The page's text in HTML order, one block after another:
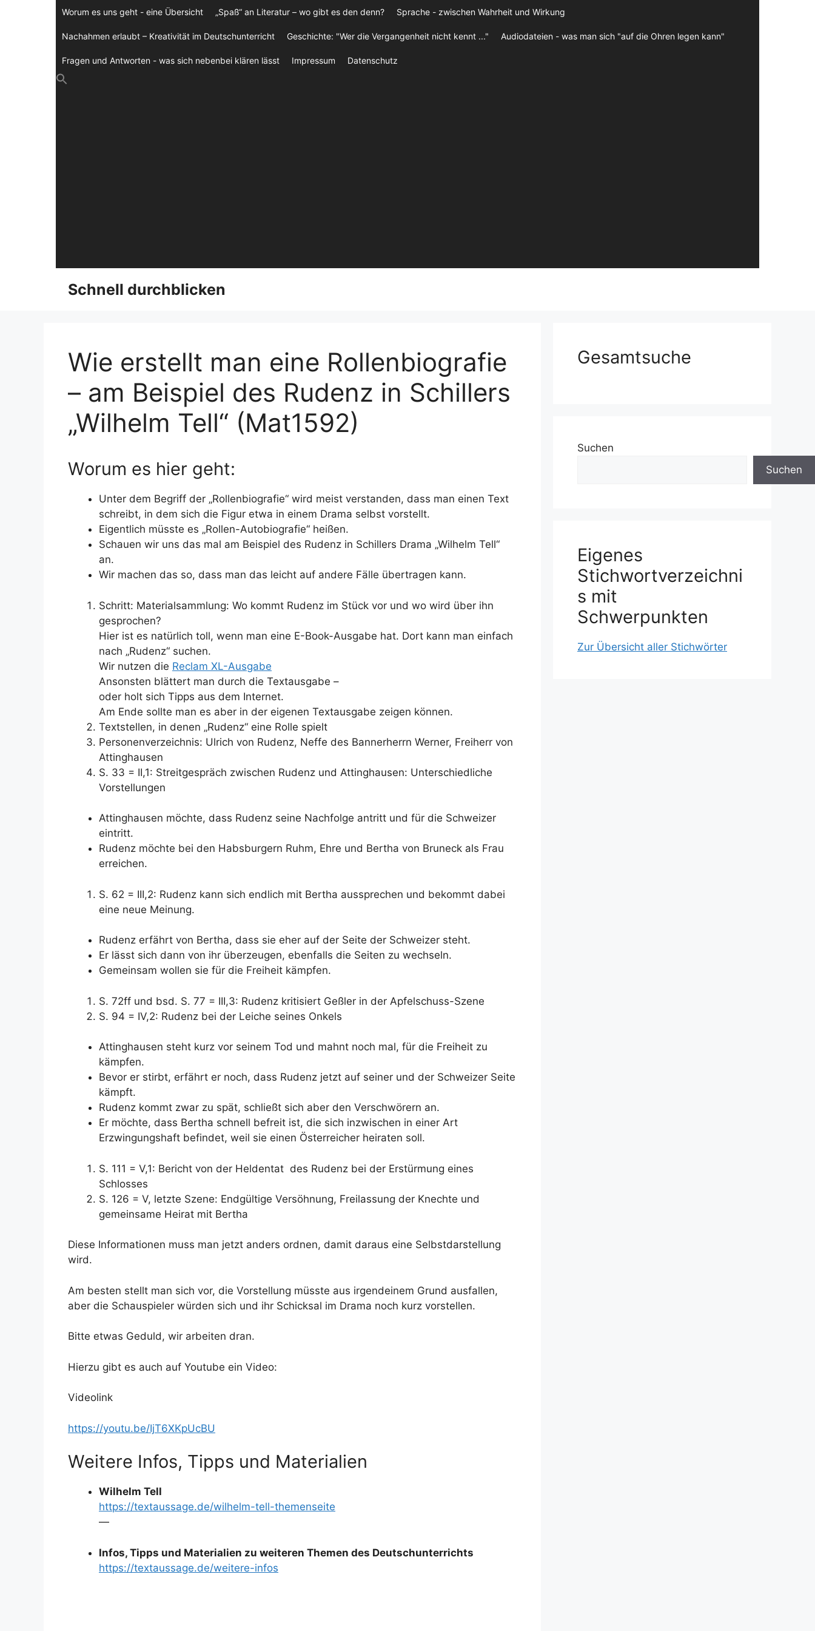
Worum es uns geht - eine Übersicht „Spaß“ an Literatur – wo gibt es den denn? Sprache - zwischen Wahrheit und Wirkung
Nachahmen erlaubt – Kreativität im Deutschunterricht Geschichte: "Wer die Vergangenheit nicht kennt ..." Audiodateien - was man sich "auf die Ohren legen kann"
Fragen und Antworten - was sich nebenbei klären lässt Impressum Datenschutz
Schnell durchblicken
Wie erstellt man eine Rollenbiografie
– am Beispiel des Rudenz in Schillers
„Wilhelm Tell“ (Mat1592)
Worum es hier geht:
Unter dem Begriff der „Rollenbiografie“ wird meist verstanden, dass man einen Text
schreibt, in dem sich die Figur etwa in einem Drama selbst vorstellt.
Eigentlich müsste es „Rollen-Autobiografie“ heißen.
Schauen wir uns das mal am Beispiel des Rudenz in Schillers Drama „Wilhelm Tell“
an.
Wir machen das so, dass man das leicht auf andere Fälle übertragen kann.
Schritt: Materialsammlung: Wo kommt Rudenz im Stück vor und wo wird über ihn
gesprochen?
Hier ist es natürlich toll, wenn man eine E-Book-Ausgabe hat. Dort kann man einfach
nach „Rudenz“ suchen.
Wir nutzen die Reclam XL-Ausgabe
Ansonsten blättert man durch die Textausgabe –
oder holt sich Tipps aus dem Internet.
Am Ende sollte man es aber in der eigenen Textausgabe zeigen können.
Textstellen, in denen „Rudenz“ eine Rolle spielt
Personenverzeichnis: Ulrich von Rudenz, Neffe des Bannerherrn Werner, Freiherr von
Attinghausen
S. 33 = II,1: Streitgespräch zwischen Rudenz und Attinghausen: Unterschiedliche
Vorstellungen
Attinghausen möchte, dass Rudenz seine Nachfolge antritt und für die Schweizer
eintritt.
Rudenz möchte bei den Habsburgern Ruhm, Ehre und Bertha von Bruneck als Frau
erreichen.
S. 62 = III,2: Rudenz kann sich endlich mit Bertha aussprechen und bekommt dabei
eine neue Meinung.
Rudenz erfährt von Bertha, dass sie eher auf der Seite der Schweizer steht.
Er lässt sich dann von ihr überzeugen, ebenfalls die Seiten zu wechseln.
Gemeinsam wollen sie für die Freiheit kämpfen.
S. 72ff und bsd. S. 77 = III,3: Rudenz kritisiert Geßler in der Apfelschuss-Szene
S. 94 = IV,2: Rudenz bei der Leiche seines Onkels
Attinghausen steht kurz vor seinem Tod und mahnt noch mal, für die Freiheit zu
kämpfen.
Bevor er stirbt, erfährt er noch, dass Rudenz jetzt auf seiner und der Schweizer Seite
kämpft.
Rudenz kommt zwar zu spät, schließt sich aber den Verschwörern an.
Er möchte, dass Bertha schnell befreit ist, die sich inzwischen in einer Art
Erzwingungshaft befindet, weil sie einen Österreicher heiraten soll.
S. 111 = V,1: Bericht von der Heldentat des Rudenz bei der Erstürmung eines
Schlosses
S. 126 = V, letzte Szene: Endgültige Versöhnung, Freilassung der Knechte und
gemeinsame Heirat mit Bertha
Diese Informationen muss man jetzt anders ordnen, damit daraus eine Selbstdarstellung
wird.
Am besten stellt man sich vor, die Vorstellung müsste aus irgendeinem Grund ausfallen,
aber die Schauspieler würden sich und ihr Schicksal im Drama noch kurz vorstellen.
Bitte etwas Geduld, wir arbeiten dran.
Hierzu gibt es auch auf Youtube ein Video:
Videolink
https://youtu.be/IjT6XKpUcBU
Weitere Infos, Tipps und Materialien
Wilhelm Tell
https://textaussage.de/wilhelm-tell-themenseite
—
Infos, Tipps und Materialien zu weiteren Themen des Deutschunterrichts
https://textaussage.de/weitere-infos
Gesamtsuche
Suchen
Suchen
Eigenes
Stichwortverzeichni
s mit
Schwerpunkten
Zur Übersicht aller Stichwörter